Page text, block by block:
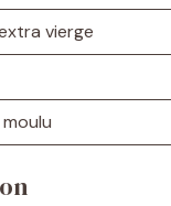
vierge